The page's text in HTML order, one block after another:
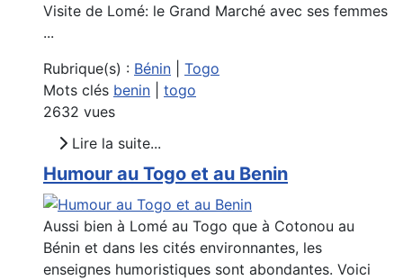
Visite de Lomé: le Grand Marché avec ses femmes
...
Rubrique(s) : Bénin
Togo
Mots clés benin
togo
2632 vues
Lire la suite...
Humour au Togo et au Benin
Aussi bien à Lomé au Togo que à Cotonou au
Bénin et dans les cités environnantes, les
enseignes humoristiques sont abondantes. Voici